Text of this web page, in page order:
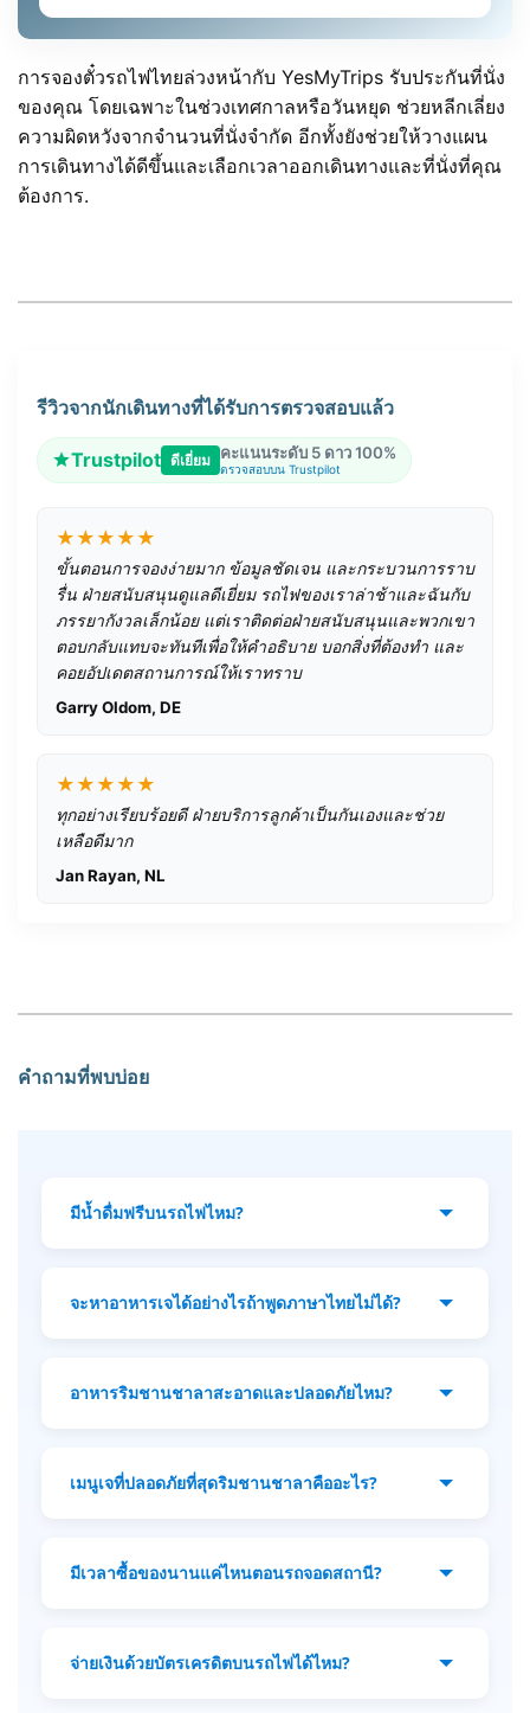
การจองตั๋วรถไฟไทยล่วงหน้ากับ YesMyTrips รับประกันที่นั่ง
ของคุณ โดยเฉพาะในช่วงเทศกาลหรือวันหยุด ช่วยหลีกเลี่ยง
ความผิดหวังจากจำนวนที่นั่งจำกัด อีกทั้งยังช่วยให้วางแผน
การเดินทางได้ดีขึ้นและเลือกเวลาออกเดินทางและที่นั่งที่คุณ
ต้องการ.
รีวิวจากนักเดินทางที่ได้รับการตรวจสอบแล้ว
Trustpilot ดีเยี่ยม คะแนนระดับ 5 ดาว 100%
ตรวจสอบบน Trustpilot
★★★★★
ขั้นตอนการจองง่ายมาก ข้อมูลชัดเจน และกระบวนการราบ
รื่น ฝ่ายสนับสนุนดูแลดีเยี่ยม รถไฟของเราล่าช้าและฉันกับ
ภรรยากังวลเล็กน้อย แต่เราติดต่อฝ่ายสนับสนุนและพวกเขา
ตอบกลับแทบจะทันทีเพื่อให้คำอธิบาย บอกสิ่งที่ต้องทำ และ
คอยอัปเดตสถานการณ์ให้เราทราบ
Garry Oldom, DE
★★★★★
ทุกอย่างเรียบร้อยดี ฝ่ายบริการลูกค้าเป็นกันเองและช่วย
เหลือดีมาก
Jan Rayan, NL
คำถามที่พบบ่อย
มีน้ำดื่มฟรีบนรถไฟไหม?
น้ำขวดเล็กให้ แต่แนะนำให้ซื้อน้ำขวดใหญ่ 1.5
ลิตรจากเซเว่นในสถานีก่อนขึ้นรถครับ เพราะ
จะหาอาหารเจได้อย่างไรถ้าพูดภาษาไทยไม่ได้?
สติกเกอร์ที่มีตัวอักษรไทยสีแดงบนพื้นเหลือง
เครื่องหมายนี้ก็กินได้เลยครับ!
อาหารริมชานชาลาสะอาดและปลอดภัยไหม?
ทุกวันเพื่อขายคนท้องถิ่นจำนวนมาก แนะนำให้
เลือกร้านที่มีคนซื้อเยอะๆ และเน้นของปรุงสุก
เมนูเจที่ปลอดภัยที่สุดริมชานชาลาคืออะไร?
เจโดยธรรมชาติ อิ่มนาน และมาในบรรจุภัณฑ์
มีเวลาซื้อของนานแค่ไหนตอนรถจอดสถานี?
นอกจากเจ้าหน้าที่จะประกาศว่าจอดพักยาว ห้าม
จ่ายเงินด้วยบัตรเครดิตบนรถไฟได้ไหม?